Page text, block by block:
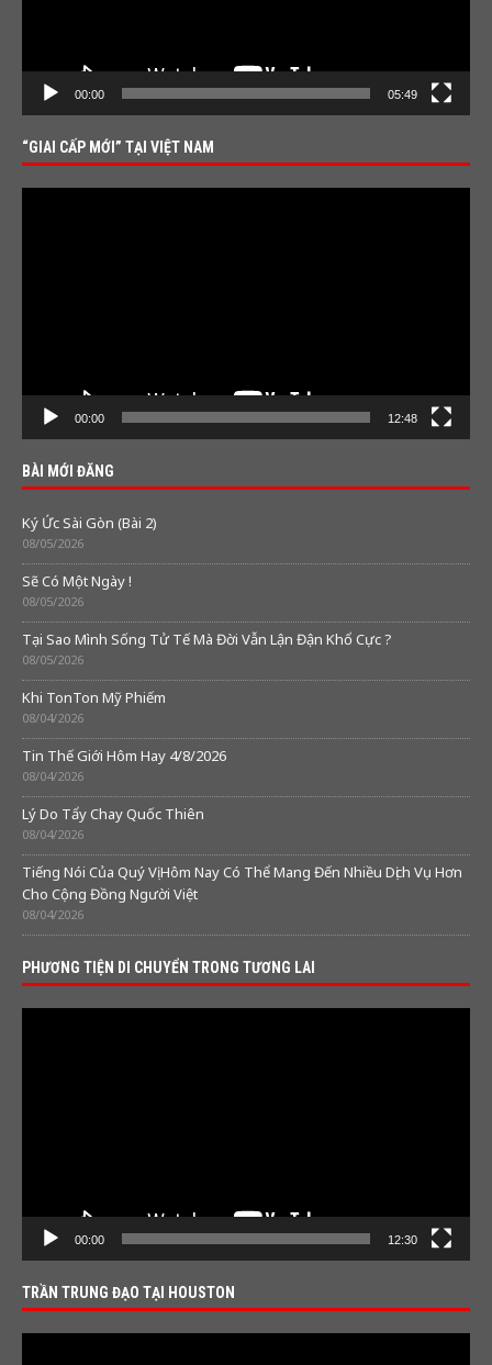
00:00 05:49
“GIAI CẤP MỚI” TẠI VIỆT NAM
00:00 12:48
BÀI MỚI ĐĂNG
Ký Ức Sài Gòn (Bài 2)
08/05/2026
Sẽ Có Một Ngày !
08/05/2026
Tại Sao Mình Sống Tử Tế Mà Đời Vẫn Lận Đận Khổ Cực ?
08/05/2026
Khi TonTon Mỹ Phiếm
08/04/2026
Tin Thế Giới Hôm Hay 4/8/2026
08/04/2026
Lý Do Tẩy Chay Quốc Thiên
08/04/2026
Tiếng Nói Của Quý Vị Hôm Nay Có Thể Mang Đến Nhiều Dịch Vụ Hơn
Cho Cộng Đồng Người Việt
08/04/2026
PHƯƠNG TIỆN DI CHUYỂN TRONG TƯƠNG LAI
00:00 12:30
TRẦN TRUNG ĐẠO TẠI HOUSTON